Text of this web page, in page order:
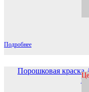
Подробнее
Порошковая краска